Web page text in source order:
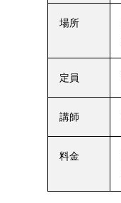
場所
定員
講師
料金